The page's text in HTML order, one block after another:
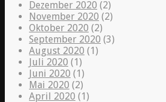
Dezember 2020 (2)
November 2020 (2)
Oktober 2020 (2)
September 2020 (3)
August 2020 (1)
Juli 2020 (1)
Juni 2020 (1)
Mai 2020 (2)
April 2020 (1)